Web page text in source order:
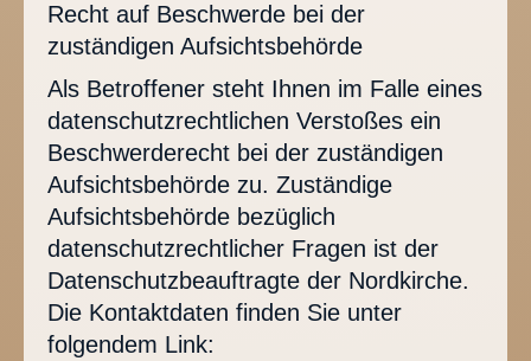
Recht auf Beschwerde bei der
zuständigen Aufsichtsbehörde
Als Betroffener steht Ihnen im Falle eines
datenschutzrechtlichen Verstoßes ein
Beschwerderecht bei der zuständigen
Aufsichtsbehörde zu. Zuständige
Aufsichtsbehörde bezüglich
datenschutzrechtlicher Fragen ist der
Datenschutzbeauftragte der Nordkirche.
Die Kontaktdaten finden Sie unter
folgendem Link: